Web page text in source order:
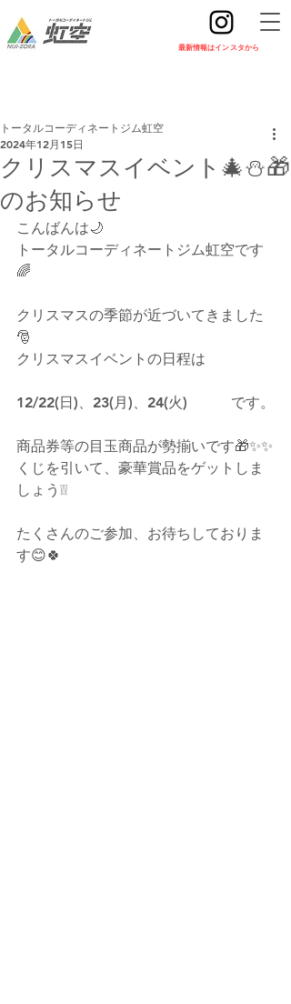
​最新情報はインスタから
クリスマスイベント🎄⛄🎁
のお知らせ
トータルコーディネートジム虹空
2024年12月15日
こんばんは🌙
トータルコーディネートジム虹空です
🌈
クリスマスの季節が近づいてきました
🎅
クリスマスイベントの日程は
12/22(日)、23(月)、24(火)　　　です。
商品券等の目玉商品が勢揃いです🎁✨✨
くじを引いて、豪華賞品をゲットしま
しょう❕❕
たくさんのご参加、お待ちしておりま
す😊🍀